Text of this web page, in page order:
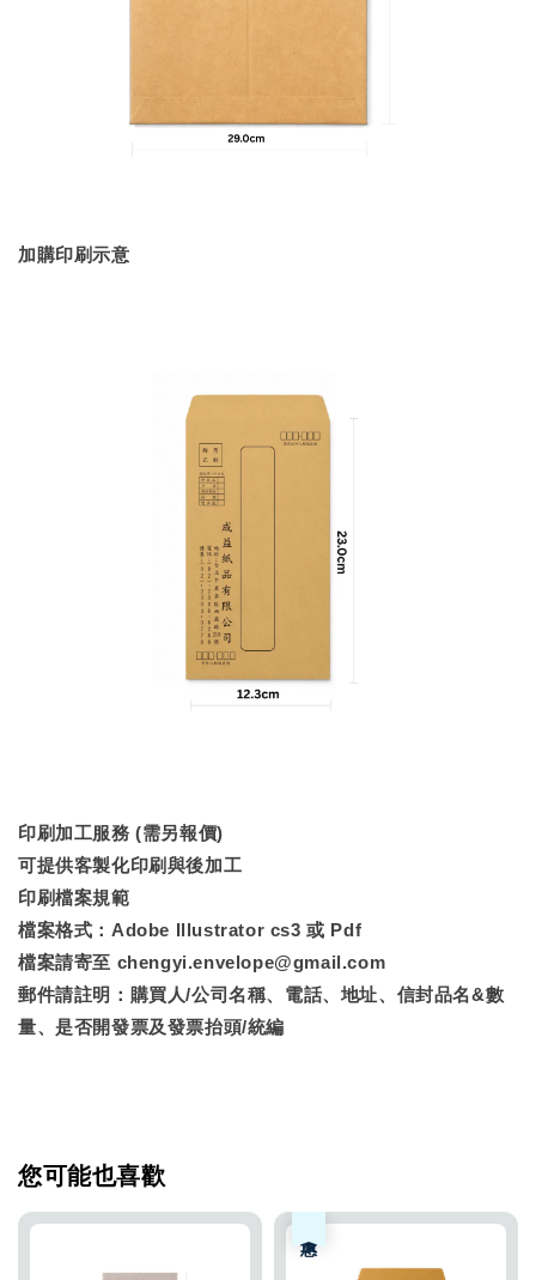
加購印刷示意
印刷加工服務 (需另報價)
可提供客製化印刷與後加工
印刷檔案規範
檔案格式：Adobe Illustrator cs3 或 Pdf
檔案請寄至 chengyi.envelope@gmail.com
郵件請註明：購買人/公司名稱、電話、地址、信封品名&數
量、是否開發票及發票抬頭/統編
您可能也喜歡